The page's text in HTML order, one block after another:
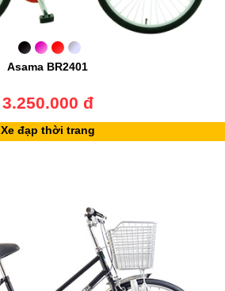
Asama BR2401
3.250.000 đ
Xe đạp thời trang